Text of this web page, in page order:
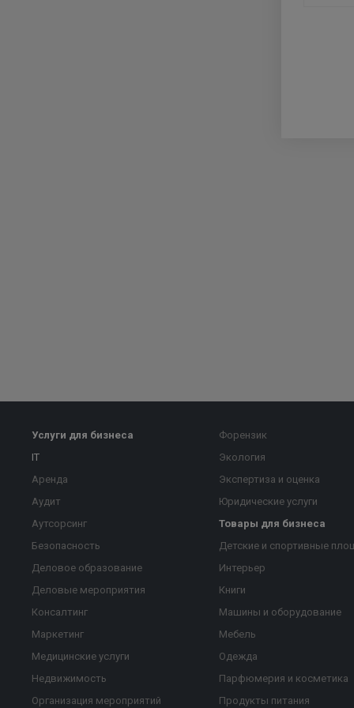
Услуги для бизнеса
IT
Аренда
Аудит
Аутсорсинг
Безопасность
Деловое образование
Деловые мероприятия
Консалтинг
Маркетинг
Медицинские услуги
Недвижимость
Организация мероприятий
Форензик
Экология
Экспертиза и оценка
Юридические услуги
Товары для бизнеса
Детские и спортивные
Интерьер
Книги
Машины и оборудование
Мебель
Одежда
Парфюмерия и косметика
Продукты питания